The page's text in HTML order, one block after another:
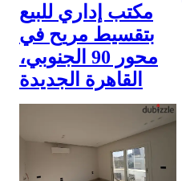
مكتب إداري للبيع
بتقسيط مريح في
محور 90 الجنوبي،
القاهرة الجديدة
24 January 2026